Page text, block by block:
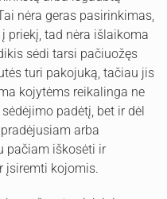
nėra geras pasirinkimas,
priekį, tad nėra išlaikoma
sėdi tarsi pačiuožęs
turi pakojuką, tačiau jis
kojytėms reikalinga ne
padėtį, bet ir dėl
arba
pačiam iškosėti ir
įsiremti kojomis.